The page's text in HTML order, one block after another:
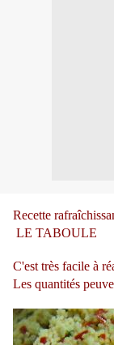
Recette
LE TABOULE
C'est très facile à
Les quantités